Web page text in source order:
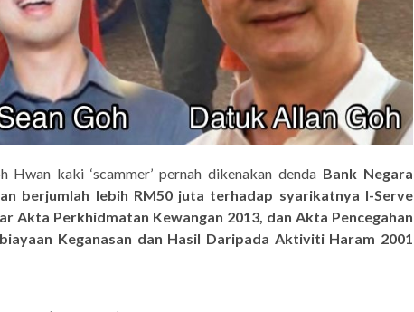
kaki ‘scammer’ pernah dikenakan denda Bank Negara
berjumlah lebih RM50 juta terhadap syarikatnya I-Serve
Akta Perkhidmatan Kewangan 2013, dan Akta Pencegahan
Keganasan dan Hasil Daripada Aktiviti Haram 2001